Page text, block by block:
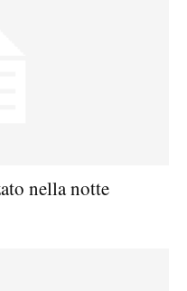
nella notte